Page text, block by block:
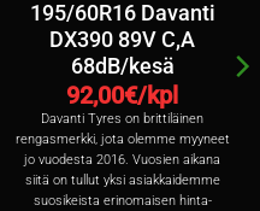
195/60R16 Davanti
DX390 89V C,A
68dB/kesä
92,00€/kpl
Davanti Tyres on brittiläinen
rengasmerkki, jota olemme myyneet
jo vuodesta 2016. Vuosien aikana
siitä on tullut yksi asiakkaidemme
suosikeista erinomaisen hinta-